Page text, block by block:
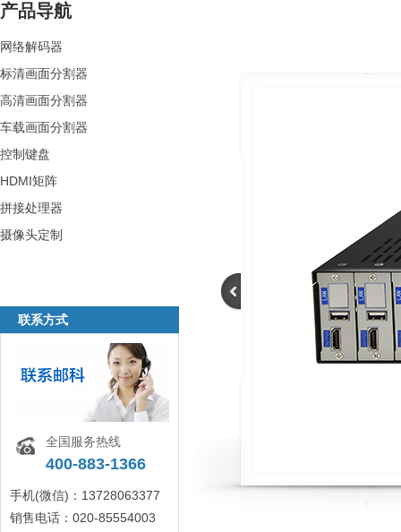
产品导航
网络解码器
标清画面分割器
高清画面分割器
车载画面分割器
控制键盘
HDMI矩阵
拼接处理器
摄像头定制
联系方式
全国服务热线
400-883-1366
手机(微信)：13728063377
销售电话：020-85554003